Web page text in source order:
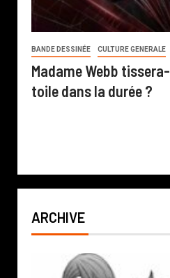
BANDE DESSINÉE CULTURE GENERALE
Madame Webb
toile dans la durée ?
ARCHIVE